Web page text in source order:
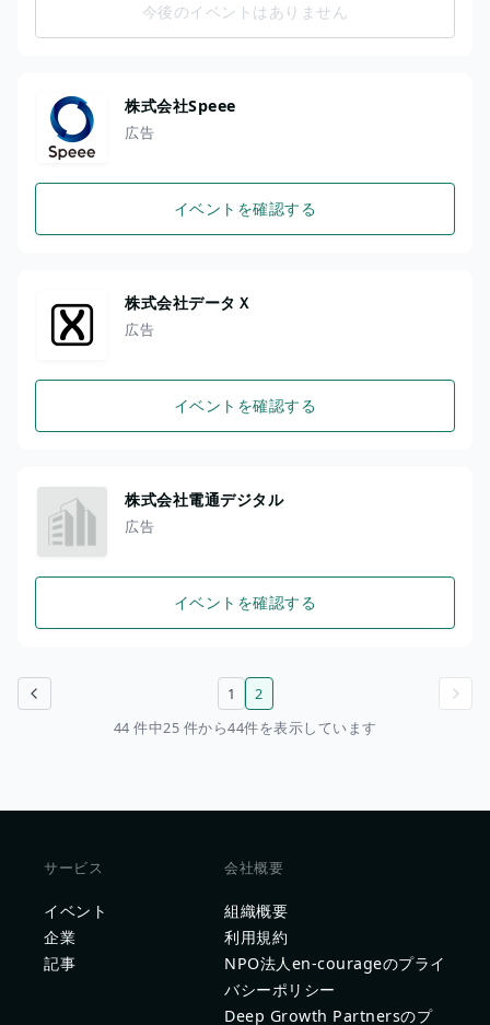
今後のイベントはありません
株式会社Speee
広告
イベントを確認する
株式会社データＸ
広告
イベントを確認する
株式会社電通デジタル
広告
イベントを確認する
前のページ 1
2
44 件中25 件から44件を表示しています
サービス
イベント
企業
記事
会社概要
組織概要
利用規約
NPO法人en-courageのプライ
バシーポリシー
Deep Growth Partnersのプ